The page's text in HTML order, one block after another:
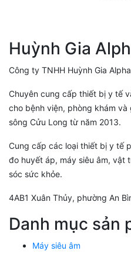
Huỳnh Gia
Công ty TNHH Huỳnh Gia Alpha
Chuyên cung cấp thiết bị y tế
cho bệnh viện, phòng khám
sông Cửu Long từ năm 2013.
Cung cấp các loại thiết bị y tế
đo huyết áp, máy siêu âm, vật
sóc sức khỏe.
4AB1 Xuân Thủy, phường An
Danh mục sản
Máy siêu âm